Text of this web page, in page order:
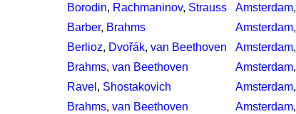
Borodin, Rachmaninov, Strauss Amsterdam,
Barber, Brahms Amsterdam,
Berlioz, Dvořák, van Beethoven Amsterdam,
Brahms, van Beethoven Amsterdam,
Ravel , Shostakovich Amsterdam,
Brahms, van Beethoven Amsterdam,